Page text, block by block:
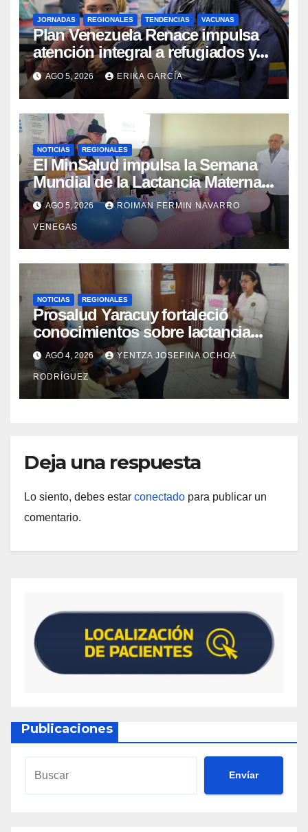
JORNADAS REGIONALES TENDENCIAS VACUNAS
​Plan Venezuela Renace impulsa
atención integral a refugiados y
evaluación de vacunación en
Aragua
AGO 5, 2026 ERIKA GARCÍA
NOTICIAS REGIONALES
El MinSalud impulsa la Semana
Mundial de la Lactancia Materna
con un despliegue comunitario
en Cojedes Mérida y Yaracuy
AGO 5, 2026 ROIMAN FERMIN NAVARRO
VENEGAS
NOTICIAS REGIONALES
Prosalud Yaracuy fortaleció
conocimientos sobre lactancia
materna en la red de ASIC
AGO 4, 2026 YENTZA JOSEFINA OCHOA
RODRÍGUEZ
Deja una respuesta
Lo siento, debes estar conectado para publicar un
comentario.
Publicaciones
Envíar